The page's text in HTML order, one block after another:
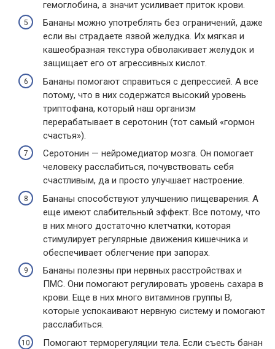
гемоглобина, а значит усиливает приток крови.
Бананы можно употреблять без ограничений, даже
если вы страдаете язвой желудка. Их мягкая и
кашеобразная текстура обволакивает желудок и
защищает его от агрессивных кислот.
Бананы помогают справиться с депрессией. А все
потому, что в них содержатся высокий уровень
триптофана, который наш организм
перерабатывает в серотонин (тот самый «гормон
счастья»).
Серотонин — нейромедиатор мозга. Он помогает
человеку расслабиться, почувствовать себя
счастливым, да и просто улучшает настроение.
Бананы способствуют улучшению пищеварения. А
еще имеют слабительный эффект. Все потому, что
в них много достаточно клетчатки, которая
стимулирует регулярные движения кишечника и
обеспечивает облегчение при запорах.
Бананы полезны при нервных расстройствах и
ПМС. Они помогают регулировать уровень сахара в
крови. Еще в них много витаминов группы В,
которые успокаивают нервную систему и помогают
расслабиться.
Помогают терморегуляции тела. Если съесть банан